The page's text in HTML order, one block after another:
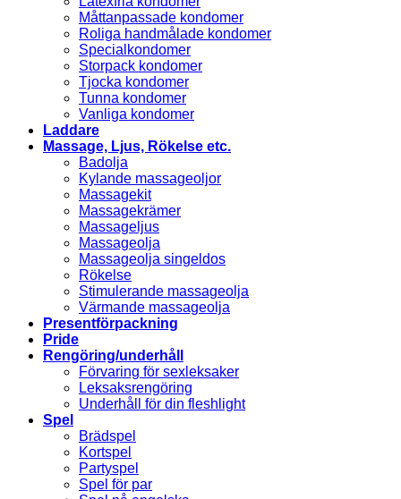
Måttanpassade kondomer
Roliga handmålade kondomer
Specialkondomer
Storpack kondomer
Tjocka kondomer
Tunna kondomer
Vanliga kondomer
Laddare
Massage, Ljus, Rökelse etc.
Badolja
Kylande massageoljor
Massagekit
Massagekrämer
Massageljus
Massageolja
Massageolja singeldos
Rökelse
Stimulerande massageolja
Värmande massageolja
Presentförpackning
Pride
Rengöring/underhåll
Förvaring för sexleksaker
Leksaksrengöring
Underhåll för din fleshlight
Spel
Brädspel
Kortspel
Partyspel
Spel för par